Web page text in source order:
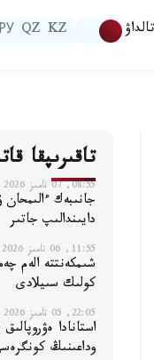
تالداۋ KZ
QZ
РУ
تاقىرىپقا
08:55, 07 تامىز 2026
جانىبەك
دايىندالىپ جاتىر
11:55, 06 تامىز 2026
شىمكەنتتە الەم
كولىك سىيلادى
22:05, 05 تامىز 2026
استانادا
وداعىنىڭ